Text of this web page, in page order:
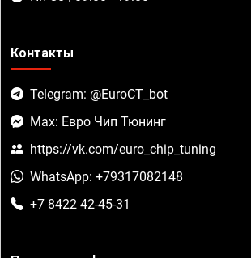
Контакты
Telegram: @EuroCT_bot
Max: Евро Чип Тюнинг
https://vk.com/euro_chip_tuning
WhatsApp: +79317082148
+7 8422 42-45-31